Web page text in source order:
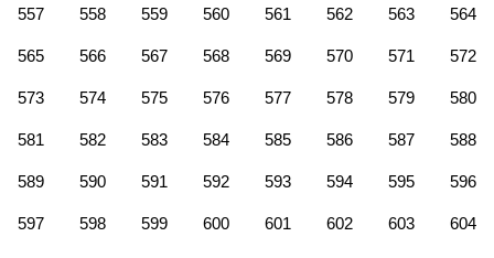
557 558 559 560 561 562 563 564
565 566 567 568 569 570 571 572
573 574 575 576 577 578 579 580
581 582 583 584 585 586 587 588
589 590 591 592 593 594 595 596
597 598 599 600 601 602 603 604